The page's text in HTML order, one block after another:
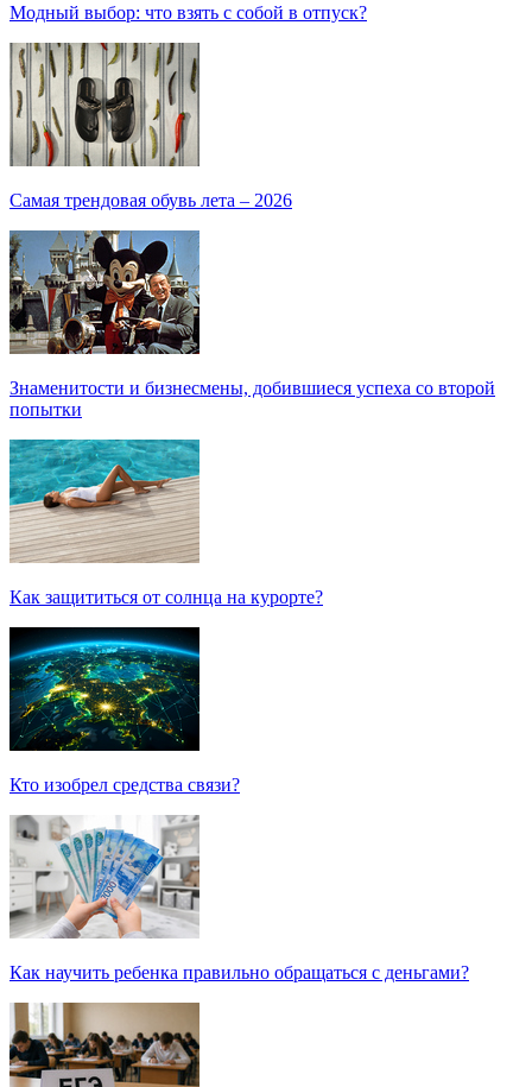
Модный выбор: что взять с собой в отпуск?
Самая трендовая обувь лета – 2026
Знаменитости и бизнесмены, добившиеся успеха со второй
попытки
Как защититься от солнца на курорте?
Кто изобрел средства связи?
Как научить ребенка правильно обращаться с деньгами?